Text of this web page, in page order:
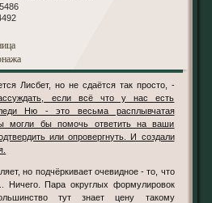
5486
Лисбет, но не сдаётся так просто, -
если всё что у нас есть
леди Ню - это весьма расплывчатая
могли бы помочь ответить на ваши
или опровергнуть. И создали
Ничего. Пара округлых формулировок
тут знает цену такому